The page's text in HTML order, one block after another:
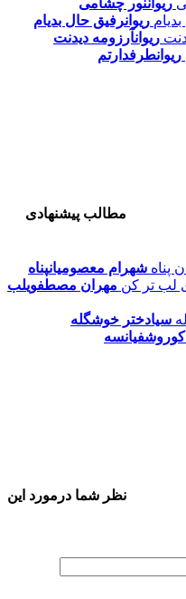
ریواننور چشامی
ریوانرفیق حال بدیام
ریوانآرزومه دیدنت
ریوانطرفدارتم
مطالب پیشنهادی
شهرام معصومیانپناه
مهران مصطفویلب
سیادختر خوشگله
کوروشفیانسه
نظر شما درمورد این